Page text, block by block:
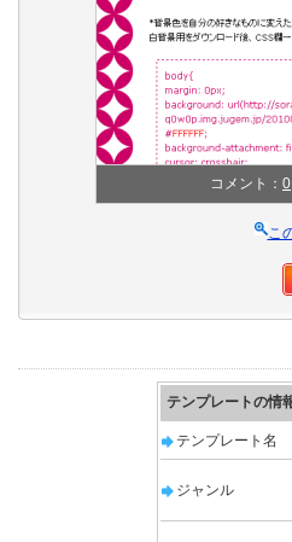
コメント： 0
こ
テンプレートの情
テンプレート名
ジャンル